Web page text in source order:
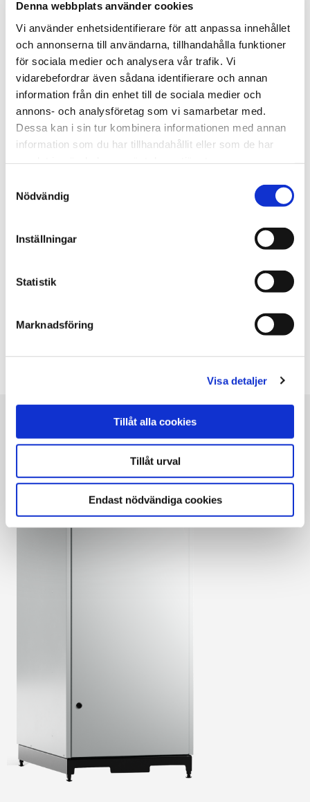
Denna webbplats använder cookies
Vi använder enhetsidentifierare för att anpassa innehållet
och annonserna till användarna, tillhandahålla funktioner
för sociala medier och analysera vår trafik. Vi
vidarebefordrar även sådana identifierare och annan
information från din enhet till de sociala medier och
annons- och analysföretag som vi samarbetar med.
Dessa kan i sin tur kombinera informationen med annan
information som du har tillhandahållit eller som de har
Nödvändig
Inställningar
Statistik
Marknadsföring
Visa detaljer
Tillåt alla cookies
Tillåt urval
Endast nödvändiga cookies
Finns i två storlekar 26 kW och 42 kW
Belastningsvakt, överhettningsskydd och automatisk